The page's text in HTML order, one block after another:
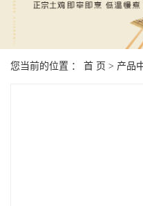
您当前的位置 ： 首 页 > 产品